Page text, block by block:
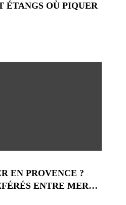
ÉTANGS OÙ PIQUER
EN PROVENCE ?
ENTRE MER